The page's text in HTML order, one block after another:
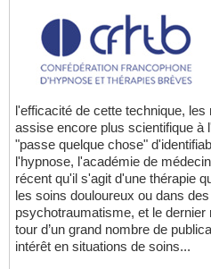
l'efficacité de cette technique,
assise encore plus scientifique à
"passe quelque chose"
l'hypnose, l'académie de
récent qu'il s'agit d'une thérapie
les soins douloureux ou dans
psychotraumatisme, et le dernier
tour d’un grand nombre de
intérêt en situations de soins...